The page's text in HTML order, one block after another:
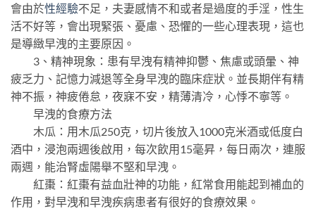
會由於性經驗不足，夫妻感情不和或者是過度的手淫，性生
活不好等，會出現緊張、憂慮、恐懼的一些心理表現，這也
是導緻早洩的主要原因。
3、精神現象：患有早洩有精神抑鬱、焦慮或頭暈、神
疲乏力、記憶力減退等全身早洩的臨床症狀。並長期伴有精
神不振，神疲倦怠，夜寐不安，精薄清冷，心悸不寧等。
早洩的食療方法
木瓜：用木瓜250克，切片後放入1000克米酒或低度白
酒中，浸泡兩週後啟用，每次飲用15毫昇，每日兩次，連服
兩週，能治腎虛陽舉不堅和早洩。
紅棗：紅棗有益血壯神的功能，紅常食用能起到補血的
作用，對早洩和早洩疾病患者有很好的食療效果。